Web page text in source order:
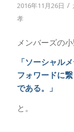
2016年11月26日 /
孝
メンバーズの
「ソーシャル
フォワードに
である。」
と。